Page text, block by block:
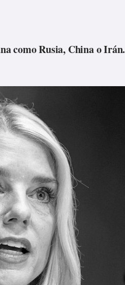
como Rusia, China o Irán.